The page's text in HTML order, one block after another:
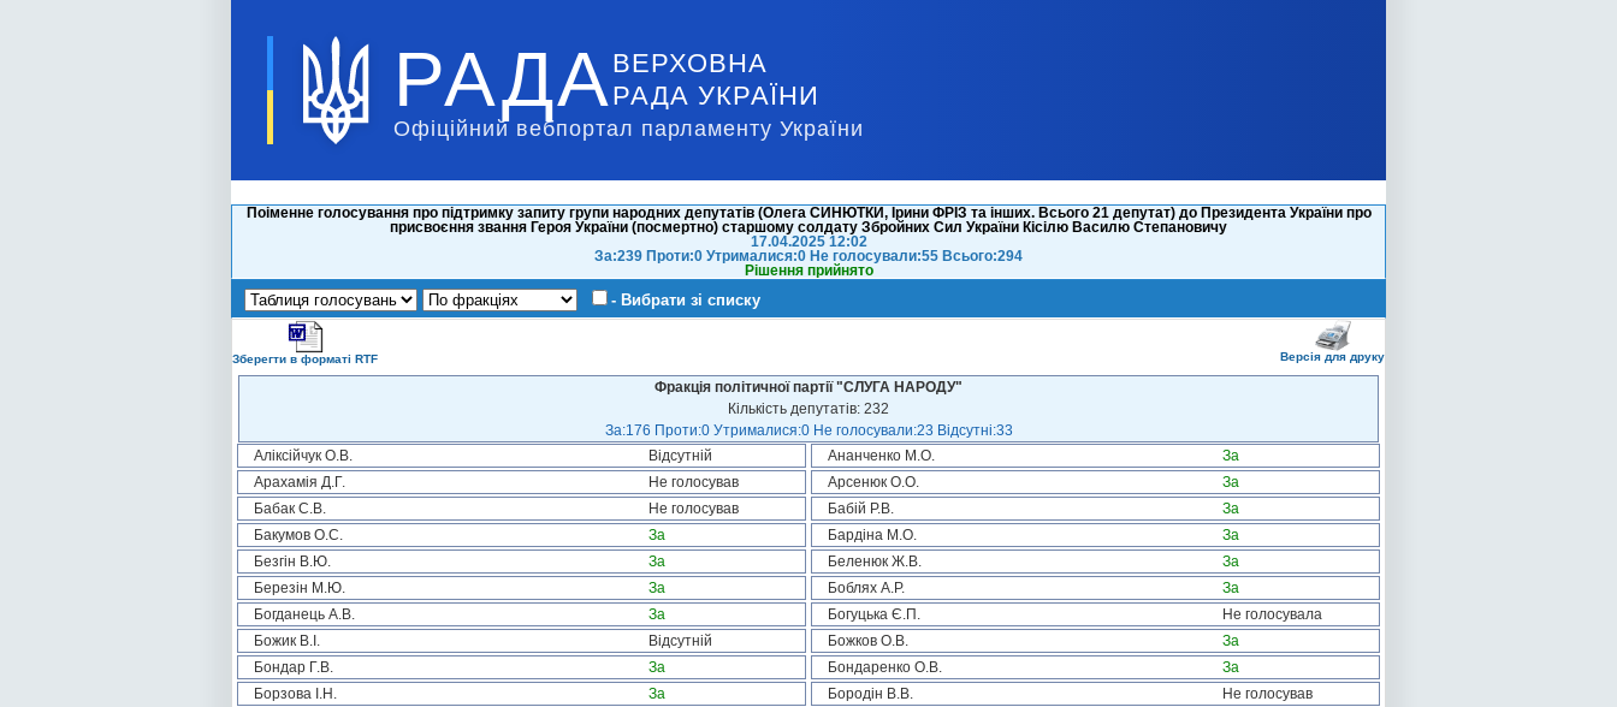
РАДА ВЕРХОВНА
РАДА УКРАЇНИ
Офіційний вебпортал парламенту України
Поіменне голосування про підтримку запиту групи народних депутатів (Олега СИНЮТКИ, Ірини ФРІЗ та інших. Всього 21 депутат) до Президента України про
присвоєння звання Героя України (посмертно) старшому солдату Збройних Сил України Кісілю Василю Степановичу
17.04.2025 12:02
За:239 Проти:0 Утрималися:0 Не голосували:55 Всього:294
Рішення прийнято
- Вибрати зі списку
Зберегти в форматі RTF Версія для друку
Фракція політичної партії "СЛУГА НАРОДУ"
Кількість депутатів: 232
За:176 Проти:0 Утрималися:0 Не голосували:23 Відсутні:33
Аліксійчук О.В.
Відсутній Ананченко М.О.
За
Арахамія Д.Г.
Не голосував Арсенюк О.О.
За
Бабак С.В.
Не голосував Бабій Р.В.
За
Бакумов О.С.
За Бардіна М.О.
За
Безгін В.Ю.
За Беленюк Ж.В.
За
Березін М.Ю.
За Боблях А.Р.
За
Богданець А.В.
За Богуцька Є.П.
Не голосувала
Божик В.І.
Відсутній Божков О.В.
За
Бондар Г.В.
За Бондаренко О.В.
За
Борзова І.Н.
За Бородін В.В.
Не голосував